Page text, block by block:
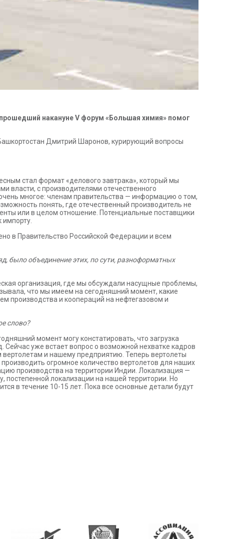
накануне V форум «Большая химия» помог
Дмитрий Шаронов, курирующий вопросы
стал формат «делового завтрака», который мы
власти, с производителями отечественного
многое: членам правительства — информацию о том,
понять, где отечественный производитель не
или в целом отношение. Потенциальные поставщики
в Правительство Российской Федерации и всем
было объединение этих, по сути, разноформатных
организация, где мы обсуждали насущные проблемы,
что мы имеем на сегодняшний момент, какие
производства и коопераций на нефтегазовом и
слово?
момент могу констатировать, что загрузка
уже встает вопрос о возможной нехватке кадров
и нашему предприятию. Теперь вертолеты
огромное количество вертолетов для наших
производства на территории Индии. Локализация —
постепенной локализации на нашей территории. Но
в течение 10-15 лет. Пока все основные детали будут